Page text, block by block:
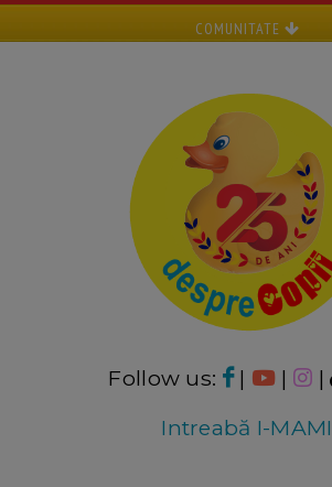
COMUNITATE
Follow us: | | |
Intreabă I-MAMI